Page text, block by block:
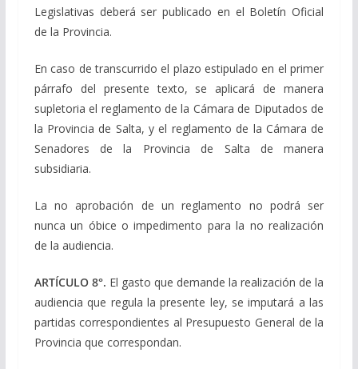
Legislativas deberá ser publicado en el Boletín Oficial
de la Provincia.
En caso de transcurrido el plazo estipulado en el primer
párrafo del presente texto, se aplicará de manera
supletoria el reglamento de la Cámara de Diputados de
la Provincia de Salta, y el reglamento de la Cámara de
Senadores de la Provincia de Salta de manera
subsidiaria.
La no aprobación de un reglamento no podrá ser
nunca un óbice o impedimento para la no realización
de la audiencia.
ARTÍCULO 8°. El gasto que demande la realización de la
audiencia que regula la presente ley, se imputará a las
partidas correspondientes al Presupuesto General de la
Provincia que correspondan.